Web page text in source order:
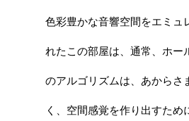
色彩豊かな音響空間をエミュ
れたこの部屋は、通常、ホー
のアルゴリズムは、あからさ
く、空間感覚を作り出すため